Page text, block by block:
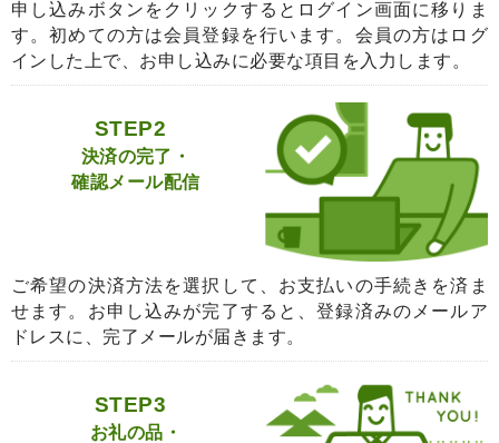
申し込みボタンをクリックするとログイン画面に移りま
す。初めての方は会員登録を行います。会員の方はログ
インした上で、お申し込みに必要な項目を入力します。
STEP2
決済の完了・
確認メール配信
ご希望の決済方法を選択して、お支払いの手続きを済ま
せます。お申し込みが完了すると、登録済みのメールア
ドレスに、完了メールが届きます。
STEP3
お礼の品・